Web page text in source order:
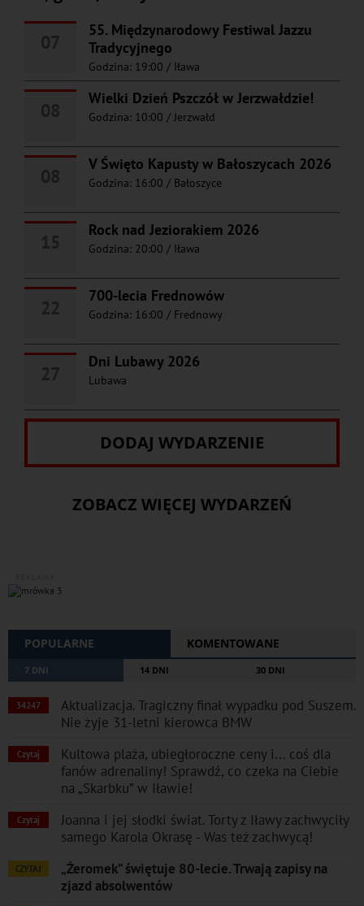
55. Międzynarodowy Festiwal Jazzu
Tradycyjnego
Godzina: 19:00 / Iława
Wielki Dzień Pszczół w Jerzwałdzie!
Godzina: 10:00 / Jerzwałd
V Święto Kapusty w Bałoszycach 2026
Godzina: 16:00 / Bałoszyce
Rock nad Jeziorakiem 2026
Godzina: 20:00 / Iława
700-lecia Frednowów
Godzina: 16:00 / Frednowy
Dni Lubawy 2026
Lubawa
DODAJ WYDARZENIE
ZOBACZ WIĘCEJ WYDARZEŃ
POPULARNE KOMENTOWANE
7 DNI 14 DNI 30 DNI
34247
Aktualizacja. Tragiczny finał wypadku pod Suszem.
Nie żyje 31-letni kierowca BMW
Czytaj
Kultowa plaża, ubiegłoroczne ceny i... coś dla
fanów adrenaliny! Sprawdź, co czeka na Ciebie
na „Skarbku” w Iławie!
Czytaj
Joanna i jej słodki świat. Torty z Iławy zachwyciły
samego Karola Okrasę - Was też zachwycą!
CZYTAJ
„Żeromek” świętuje 80-lecie. Trwają zapisy na
zjazd absolwentów